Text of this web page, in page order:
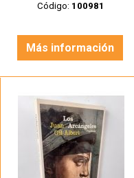
Código: 100981
Más información